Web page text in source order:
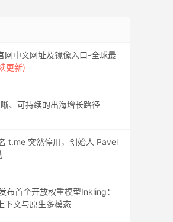
网中文网址及镜像入口-全球最
更新)
、可持续的出海增长路径
t.me 突然停用，创始人 Pavel
首个开放权重模型Inkling：
下文与原生多模态